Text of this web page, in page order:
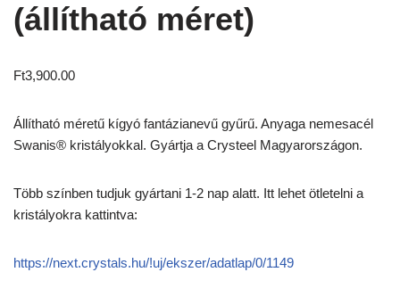
(állítható méret)
Ft3,900.00
Állítható méretű kígyó fantázianevű gyűrű. Anyaga nemesacél
Swanis® kristályokkal. Gyártja a Crysteel Magyarországon.
Több színben tudjuk gyártani 1-2 nap alatt. Itt lehet ötletelni a
kristályokra kattintva:
https://next.crystals.hu/!uj/ekszer/adatlap/0/1149